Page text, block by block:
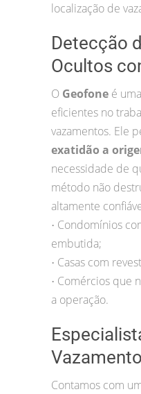
localização de
Detecção
Ocultos
O Geofone é
eficientes no
vazamentos. Ele
exatidão a
necessidade de
método não
altamente
• Condomínios
embutida;
• Casas com
• Comércios que
a operação.
Contamos com